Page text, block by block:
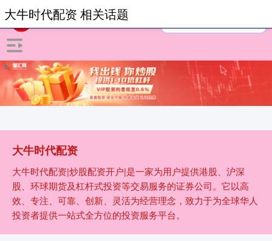
大牛时代配资
大牛时代配资|炒股配资开户|是一家为用户提供港股、沪深
股、环球期货及杠杆式投资等交易服务的证券公司。它以高
效、专注、可靠、创新、灵活为经营理念，致力于为全球华人
投资者提供一站式全方位的投资服务平台。
大牛时代配资 相关话题